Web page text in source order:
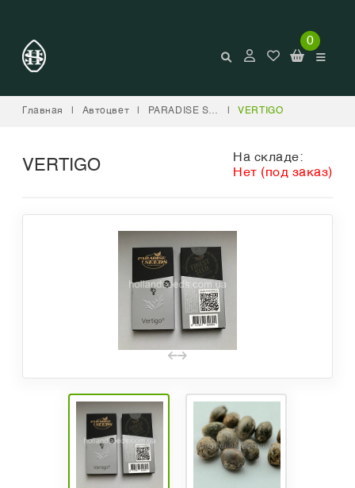
0
Главная Автоцвет PARADISE SEEDS VERTIGO
VERTIGO
На складе:
Нет (под заказ)